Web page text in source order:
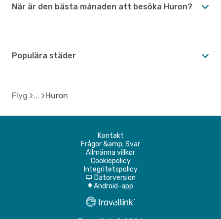
När är den bästa månaden att besöka Huron?
Populära städer
Flyg Huron
Kontakt
Frågor &amp; Svar
Allmänna villkor
Cookiepolicy
Integritetspolicy
d Datorversion
A Android-app